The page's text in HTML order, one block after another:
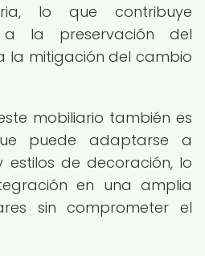
lo que contribuye
a la preservación del
la mitigación del cambio
mobiliario también es
puede adaptarse a
estilos de decoración, lo
en una amplia
sin comprometer el